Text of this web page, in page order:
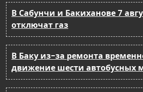
В Сабунчи и Бакиханове 7
отключат газ
В Баку из-за ремонта
движение шести автобусных